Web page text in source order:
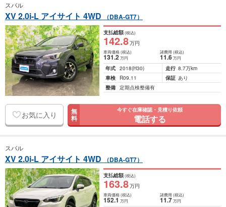
スバル
XV 2.0i-L アイサイト 4WD （DBA-GT7）
支払総額(税込)
142.8万円
車両価格(税込)
131.2万円
諸費用 (税込)
11.6 万円
年式 2018(H30) 走行 8.7万km
車検
R09.11 保証 あり
整備 定期点検整備有
お気に入り 無
料
今すぐ在庫確認・見積り依頼
電話する
スバル
XV 2.0i-L アイサイト 4WD （DBA-GT7）
支払総額(税込)
163.8万円
車両価格(税込)
152.1万円
諸費用 (税込)
11.7 万円